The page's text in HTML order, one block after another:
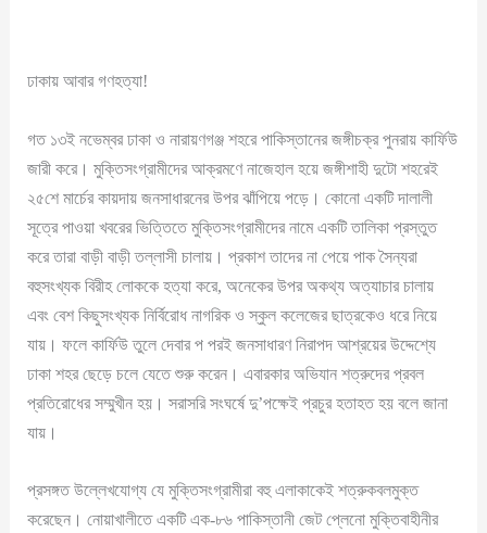
ঢাকায় আবার গণহত্যা!
গত ১৩ই নভেম্বর ঢাকা ও নারায়ণগঞ্জ শহরে পাকিস্তানের জঙ্গীচক্র পুনরায় কার্ফিউ
জারী করে। মুক্তিসংগ্রামীদের আক্রমণে নাজেহাল হয়ে জঙ্গীশাহী দুটো শহরেই
২৫শে মার্চের কায়দায় জনসাধারনের উপর ঝাঁপিয়ে পড়ে। কোনো একটি দালালী
সূত্রে পাওয়া খবরের ভিত্তিতে মুক্তিসংগ্রামীদের নামে একটি তালিকা প্রস্তুত
করে তারা বাড়ী বাড়ী তল্লাসী চালায়। প্রকাশ তাদের না পেয়ে পাক সৈন্যরা
বহুসংখ্যক বিরীহ লোককে হত্যা করে, অনেকের উপর অকথ্য অত্যাচার চালায়
এবং বেশ কিছুসংখ্যক নির্বিরোধ নাগরিক ও স্কুল কলেজের ছাত্রকেও ধরে নিয়ে
যায়। ফলে কার্ফিউ তুলে দেবার প পরই জনসাধারণ নিরাপদ আশ্রয়ের উদ্দেশ্যে
ঢাকা শহর ছেড়ে চলে যেতে শুরু করেন। এবারকার অভিযান শত্রুদের প্রবল
প্রতিরোধের সম্মুখীন হয়। সরাসরি সংঘর্ষে দু’পক্ষেই প্রচুর হতাহত হয় বলে জানা
যায়।
প্রসঙ্গত উল্লেখযোগ্য যে মুক্তিসংগ্রামীরা বহু এলাকাকেই শত্রুকবলমুক্ত
করেছেন। নোয়াখালীতে একটি এক-৮৬ পাকিস্তানী জেট প্লেনো মুক্তিবাহীনীর